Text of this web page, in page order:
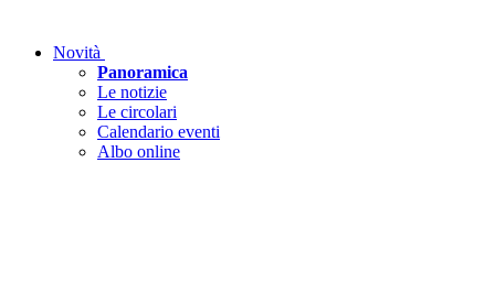
Novità
Panoramica
Le notizie
Le circolari
Calendario eventi
Albo online